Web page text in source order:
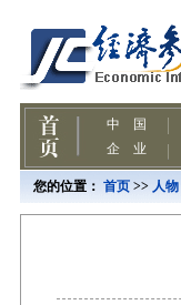
您的位置： 首页 >> 人物